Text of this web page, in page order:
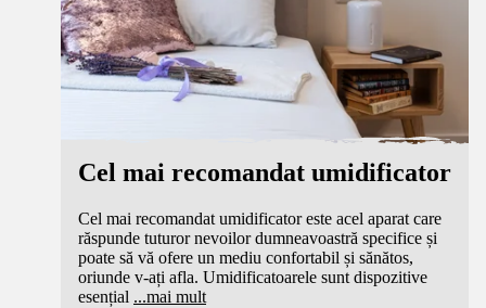
Cel mai recomandat umidificator
Cel mai recomandat umidificator este acel aparat care
răspunde tuturor nevoilor dumneavoastră specifice și
poate să vă ofere un mediu confortabil și sănătos,
oriunde v-ați afla. Umidificatoarele sunt dispozitive
esențial ...mai mult